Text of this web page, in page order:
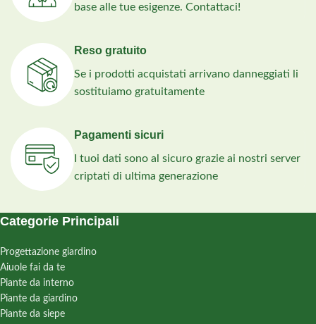
base alle tue esigenze. Contattaci!
Reso gratuito
Se i prodotti acquistati arrivano danneggiati li
sostituiamo gratuitamente
Pagamenti sicuri
I tuoi dati sono al sicuro grazie ai nostri server
criptati di ultima generazione
Categorie Principali
Progettazione giardino
Aiuole fai da te
Piante da interno
Piante da giardino
Piante da siepe